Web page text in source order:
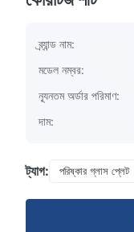
ব্র্যান্ড নাম:
মডেল নম্বর:
ন্যূনতম অর্ডার পরিমাণ:
দাম:
ট্যাগ: পরিষ্কার গ্লাস প্লেট